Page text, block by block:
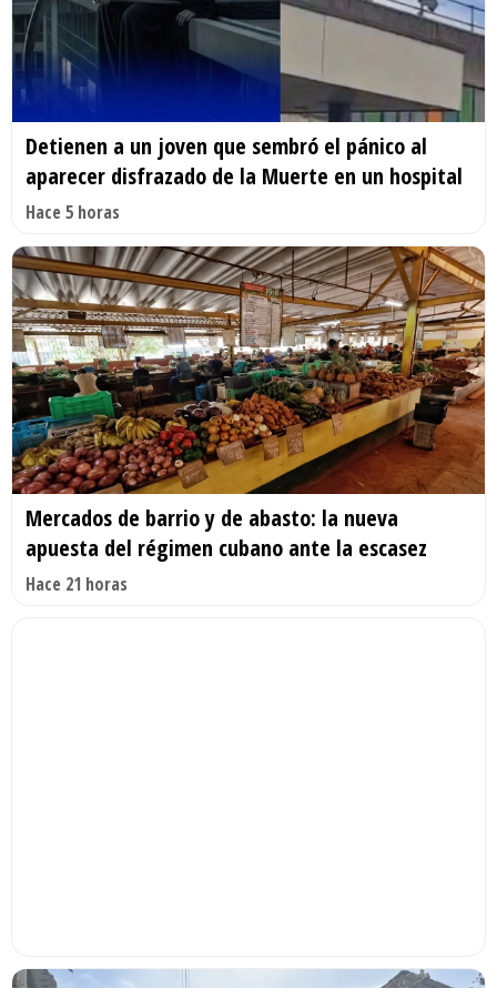
Detienen a un joven que sembró el pánico al
aparecer disfrazado de la Muerte en un hospital
Hace 5 horas
Mercados de barrio y de abasto: la nueva
apuesta del régimen cubano ante la escasez
Hace 21 horas